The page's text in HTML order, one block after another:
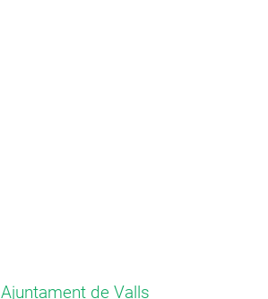
Ajuntament de Valls